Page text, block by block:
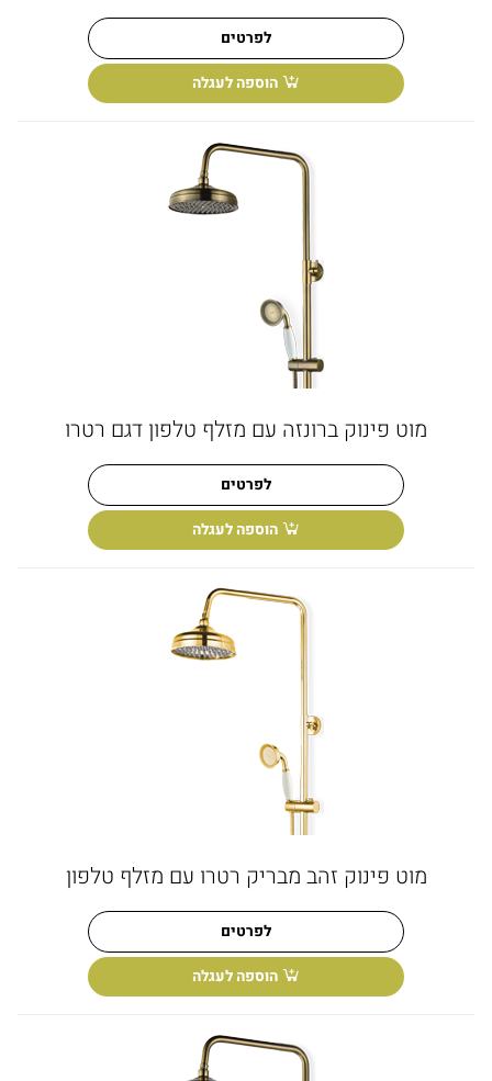
לפרטים
הוספה לעגלה
מוט פינוק ברונזה עם מזלף טלפון דגם רטרו
לפרטים
הוספה לעגלה
מוט פינוק זהב מבריק רטרו עם מזלף טלפון
לפרטים
הוספה לעגלה